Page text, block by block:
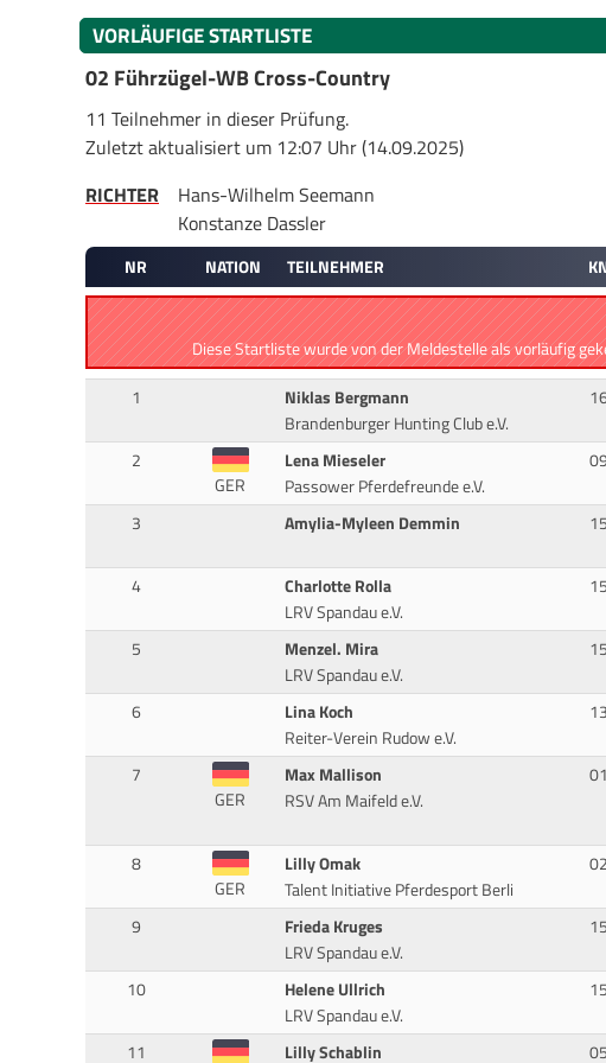
VORLÄUFIGE STARTLISTE
02 Führzügel-WB Cross-Country
11 Teilnehmer in dieser Prüfung.
Zuletzt aktualisiert um 12:07 Uhr (14.09.2025)
RICHTER
Hans-Wilhelm Seemann
Konstanze Dassler
NR NATION TEILNEHMER
Diese Startliste wurde von der Meldestelle als vorläufig
1
Niklas Bergmann
Brandenburger Hunting Club e.V.
2
GER
Lena Mieseler
Passower Pferdefreunde e.V.
3
Amylia-Myleen Demmin
4
Charlotte Rolla
LRV Spandau e.V.
5
Menzel. Mira
LRV Spandau e.V.
6
Lina Koch
Reiter-Verein Rudow e.V.
7
GER
Max Mallison
RSV Am Maifeld e.V.
8
GER
Lilly Omak
Talent Initiative Pferdesport Berli
9
Frieda Kruges
LRV Spandau e.V.
10
Helene Ullrich
LRV Spandau e.V.
11
Lilly Schablin